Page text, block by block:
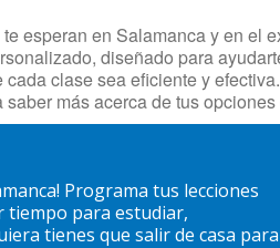
esperan en Salamanca y en el
diseñado para
clase sea eficiente y
más acerca de tus
Programa tus lecciones
tiempo para estudiar,
tienes que salir de casa para